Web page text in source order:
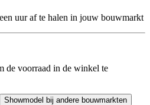
uur af te halen in jouw bouwmarkt
de voorraad in de winkel te
Showmodel bij andere bouwmarkten